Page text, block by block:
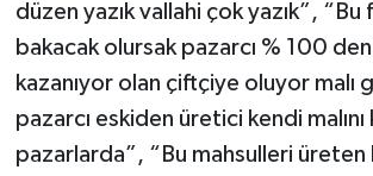
düzen yazık vallahi çok yazık”, “Bu
bakacak olursak pazarcı % 100
kazanıyor olan çiftçiye oluyor malı
pazarcı eskiden üretici kendi malını
pazarlarda”, “Bu mahsulleri üreten